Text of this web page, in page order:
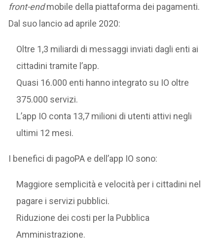
front-endmobile della piattaforma dei pagamenti.
Dal suo lancio ad aprile 2020:
Oltre 1,3 miliardi di messaggi inviati dagli enti ai
cittadini tramite l’app.
Quasi 16.000 enti hanno integrato su IO oltre
375.000 servizi.
L’app IO conta 13,7 milioni di utenti attivi negli
ultimi 12 mesi.
I benefici di pagoPA e dell’app IO sono:
Maggiore semplicità e velocità per i cittadini nel
pagare i servizi pubblici.
Riduzione dei costi per la Pubblica
Amministrazione.